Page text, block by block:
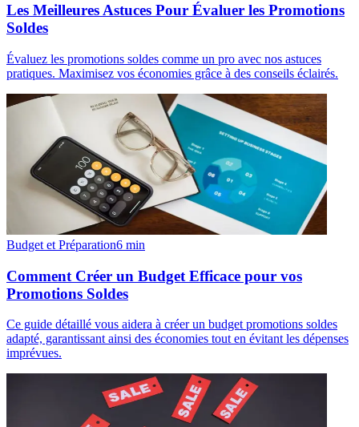
Les Meilleures Astuces Pour Évaluer les Promotions
Soldes
Évaluez les promotions soldes comme un pro avec nos astuces
pratiques. Maximisez vos économies grâce à des conseils éclairés.
Budget et Préparation6 min
Comment Créer un Budget Efficace pour vos
Promotions Soldes
Ce guide détaillé vous aidera à créer un budget promotions soldes
adapté, garantissant ainsi des économies tout en évitant les dépenses
imprévues.